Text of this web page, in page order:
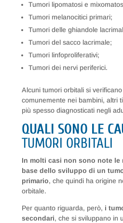
Tumori lipomatosi e
Tumori melanocitici primari;
Tumori delle ghiandole
Tumori del sacco lacrimale;
Tumori linfoproliferativi;
Tumori dei nervi periferici.
Alcuni tumori orbitali si verificano
comunemente nei bambini, altri
più spesso diagnosticati negli
QUALI SONO LE
TUMORI ORBITALI
In molti casi non sono note le
base dello sviluppo di un
primario, che quindi ha origine
orbitale.
Per quanto riguarda, però, i
secondari, che si sviluppano in